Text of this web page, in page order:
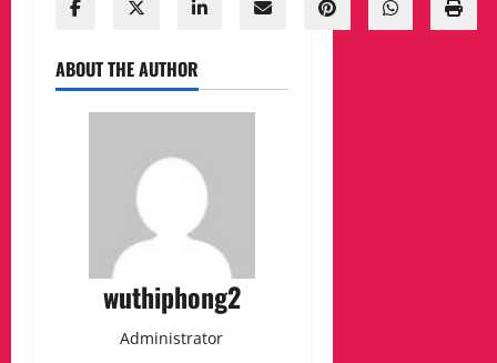
ABOUT THE AUTHOR
wuthiphong2
Administrator